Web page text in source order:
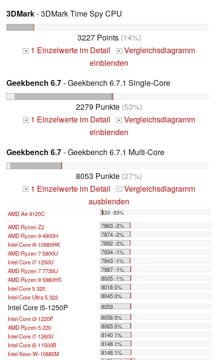
3DMark- 3DMark Time Spy CPU
3227 Points(14%)
+ 1 Einzelwerte im Detail + Vergleichsdiagramm
einblenden
Geekbench 6.7- Geekbench 6.7.1 Single-Core
2279 Punkte (53%)
+ 1 Einzelwerte im Detail + Vergleichsdiagramm
einblenden
Geekbench 6.7- Geekbench 6.7.1 Multi-Core
8053 Punkte (27%)
+ 1 Einzelwerte im Detail - Vergleichsdiagramm
ausblenden
AMD A4-9120C 533 -93%
AMD Ryzen Z2
7863 -2%
AMD Ryzen 9 4900H
7874 -2%
Intel Core i9-10980HK
7892 -2%
AMD Ryzen 7 5800U
7934 -1%
Intel Core i7-1250U
7943 -1%
AMD Ryzen 7 7735U
7987 -1%
AMD Ryzen 9 5980HS
8005 -1%
Intel Core 5 320
8018 0%
Intel Core Ultra 5 322
8045 0%
Intel Core i5-1250P
8053
Intel Core i3-1220P
8056 0%
AMD Ryzen 5 220
8065 0%
Intel Core i7-1260U
8140 1%
Intel Core i5-11500B
8148 1%
Intel Xeon W-10885M
8148 1%